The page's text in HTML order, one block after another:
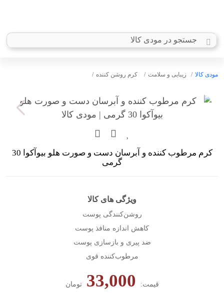
مودی کالا زیبایی و سلامت کرم روشن کننده
کرم مرطوب کننده و آبرسان دست و صورت هلو بیوآکوا 30
گرمی
ویژگی های کالا
روشن‌کنندگی پوست
کاهش اندازه منافذ پوست
ضد پیری و بازسازی پوست
مرطوب‌کننده قوی
قیمت: تومان